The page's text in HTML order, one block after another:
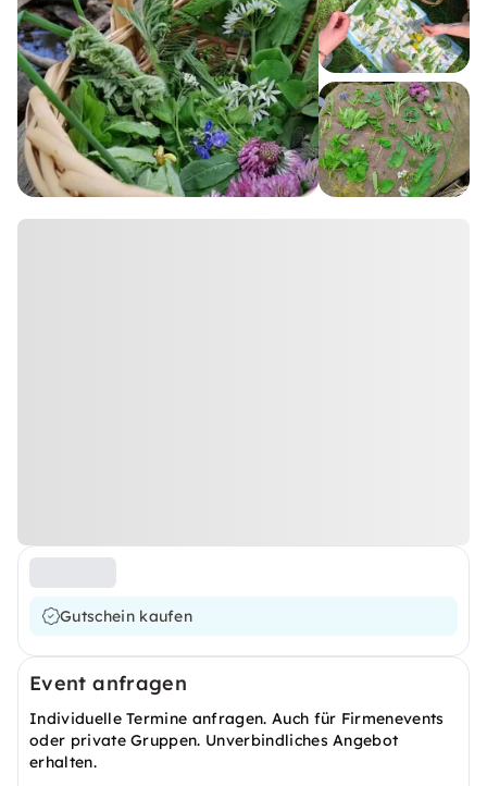
Gutschein kaufen
Event anfragen
Individuelle Termine anfragen. Auch für Firmenevents
oder private Gruppen. Unverbindliches Angebot
erhalten.